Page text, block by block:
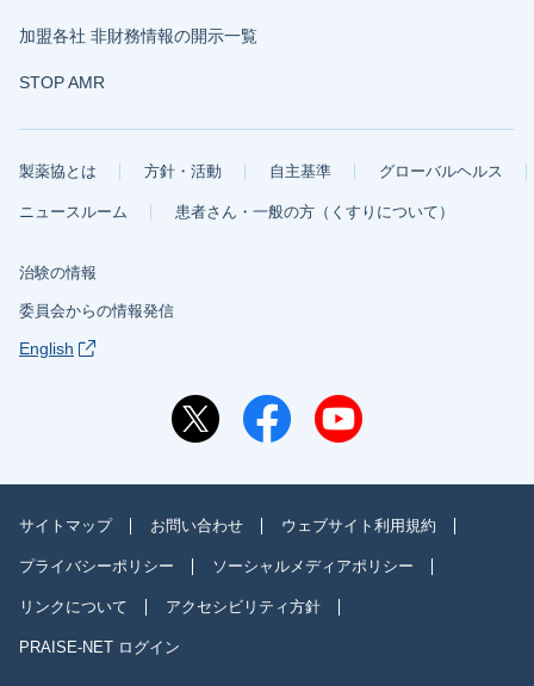
加盟各社 非財務情報の開示一覧
STOP AMR
製薬協とは 方針・活動 自主基準 グローバルヘルス
ニュースルーム 患者さん・一般の方（くすりについて）
治験の情報
委員会からの情報発信
English
サイトマップ お問い合わせ ウェブサイト利用規約
プライバシーポリシー ソーシャルメディアポリシー
リンクについて アクセシビリティ方針
PRAISE-NET ログイン